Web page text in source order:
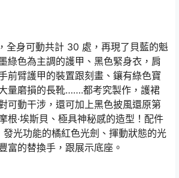
全身可動共計 30 處，再現了貝藍的魁
綠色為主調的護甲、黑色緊身衣，肩
前臂護甲的裝置跟刻畫、鑲有綠色寶
量磨損的長靴…….都考究製作，護裙
可動干涉，還可加上黑色披風還原第
根·埃斯貝、極具神秘感的造型！配件
光功能的橘紅色光劍、揮動狀態的光
富的替換手，跟展示底座。